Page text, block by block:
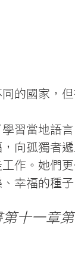
的國家，
習當地語
，向孤獨者
作。她們
幸福的種
十一章